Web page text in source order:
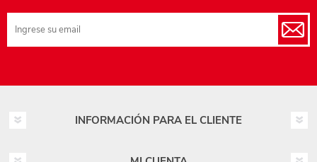
INFORMACIÓN PARA EL CLIENTE